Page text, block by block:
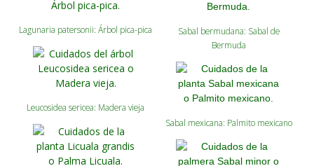
Lagunaria patersonii: Árbol pica-pica
Leucosidea sericea: Madera vieja
Sabal bermudana: Sabal de
Bermuda
Sabal mexicana: Palmito mexicano